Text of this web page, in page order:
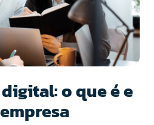
o que é e